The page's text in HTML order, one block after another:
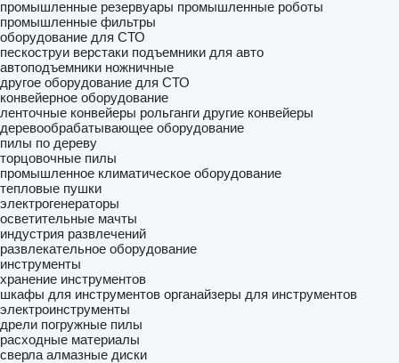
промышленные резервуары промышленные роботы
промышленные фильтры
оборудование для СТО
пескоструи верстаки подъемники для авто
автоподъемники ножничные
другое оборудование для СТО
конвейерное оборудование
ленточные конвейеры рольганги другие конвейеры
деревообрабатывающее оборудование
пилы по дереву
торцовочные пилы
промышленное климатическое оборудование
тепловые пушки
электрогенераторы
осветительные мачты
индустрия развлечений
развлекательное оборудование
инструменты
хранение инструментов
шкафы для инструментов органайзеры для инструментов
электроинструменты
дрели погружные пилы
расходные материалы
сверла алмазные диски